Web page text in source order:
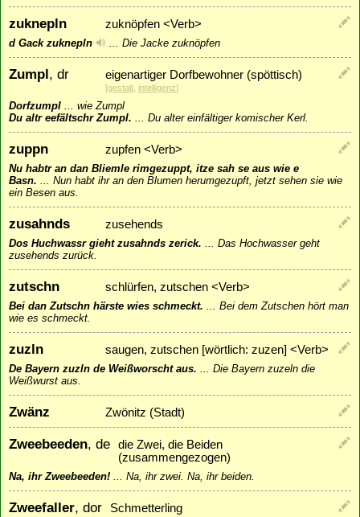
zuknepln zuknöpfen <Verb>
d Gack zuknepln ... Die Jacke zuknöpfen
Zumpl, dr eigenartiger Dorfbewohner (spöttisch)
[gestalt intelligenz]
Dorfzumpl ... wie Zumpl
Du altr eefältschr Zumpl. ... Du alter einfältiger komischer Kerl.
zuppn zupfen <Verb>
Nu habtr an dan Bliemle rimgezuppt, itze sah se aus wie e
Basn. ... Nun habt ihr an den Blumen herumgezupft, jetzt sehen sie wie
ein Besen aus.
zusahnds zusehends
Dos Huchwassr gieht zusahnds zerick. ... Das Hochwasser geht
zusehends zurück.
zutschn schlürfen, zutschen <Verb>
Bei dan Zutschn härste wies schmeckt. ... Bei dem Zutschen hört man
wie es schmeckt.
zuzln saugen, zutschen [wörtlich: zuzen] <Verb>
De Bayern zuzln de Weißworscht aus. ... Die Bayern zuzeln die
Weißwurst aus.
Zwänz Zwönitz (Stadt)
Zweebeeden, de
die Zwei, die Beiden
(zusammengezogen)
Na, ihr Zweebeeden! ... Na, ihr zwei. Na, ihr beiden.
Zweefaller, dor Schmetterling